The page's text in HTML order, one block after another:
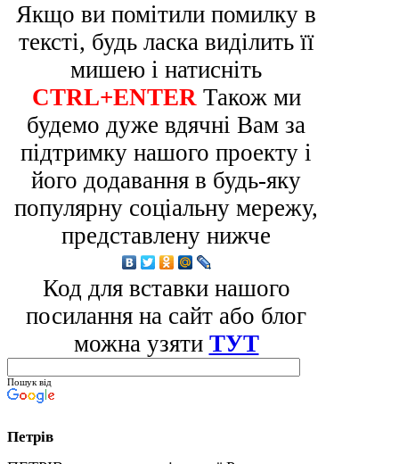
Якщо ви помітили помилку в
тексті, будь ласка виділить її
мишею і натисніть
CTRL+ENTER Також ми
будемо дуже вдячні Вам за
підтримку нашого проекту і
його додавання в будь-яку
популярну соціальну мережу,
представлену нижче
Код для вставки нашого
посилання на сайт або блог
можна узяти ТУТ
Пошук від
Петрів